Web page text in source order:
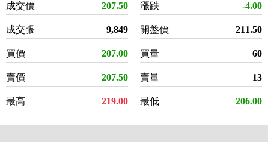
成交價 207.50
成交張 9,849
買價 207.00
賣價 207.50
最高 219.00
漲跌 -4.00
開盤價 211.50
買量 60
賣量 13
最低 206.00